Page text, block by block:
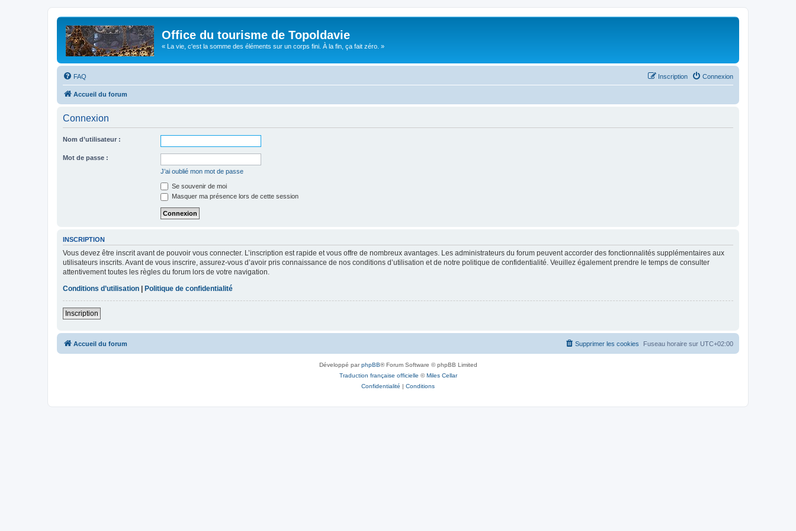
Office du tourisme de Topoldavie
« La vie, c'est la somme des éléments sur un corps fini. À la fin, ça fait zéro. »
FAQ Connexion
Inscription
Accueil du forum
Connexion
Nom d’utilisateur :
Mot de passe :
J’ai oublié mon mot de passe
Se souvenir de moi
Masquer ma présence lors de cette session
INSCRIPTION
Vous devez être inscrit avant de pouvoir vous connecter. L’inscription est rapide et vous offre de nombreux avantages. Les administrateurs du forum peuvent accorder des fonctionnalités supplémentaires aux
utilisateurs inscrits. Avant de vous inscrire, assurez-vous d’avoir pris connaissance de nos conditions d’utilisation et de notre politique de confidentialité. Veuillez également prendre le temps de consulter
attentivement toutes les règles du forum lors de votre navigation.
Conditions d’utilisation
Politique de confidentialité
Inscription
Accueil du forum Fuseau horaire sur UTC+02:00
Supprimer les cookies
Développé parphpBB® Forum Software © phpBB Limited
Traduction française officielle ©Miles Cellar
Confidentialité | Conditions